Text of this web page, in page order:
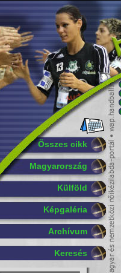
Összes cikk
Magyarország
Külföld
Képgaléria
Archívum
Keresés